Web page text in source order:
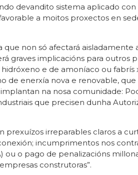
devandito sistema aplicado con
a moitos proxectos en
que non só afectará aisladamente
graves implicacións para outros
e de amoníaco ou fabrís
de enerxía nova e renovable,
na nosa comunidade:
que precisen dunha
prexuízos irreparables claros a
incumprimentos nos
ou o pago de penalizacións
construtoras”.